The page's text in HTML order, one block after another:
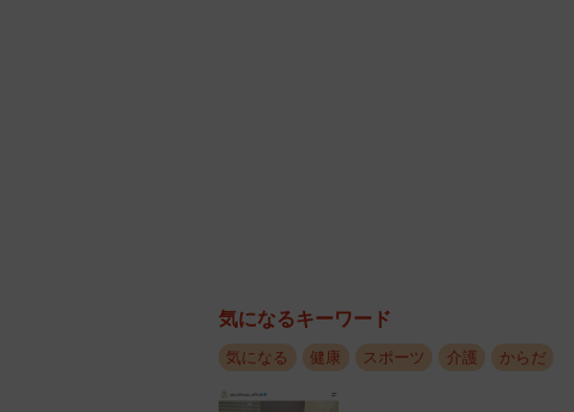
も効果的です。習慣的なウォーキングは
ふくらはぎ）の筋力維持が期待できます
気になるキーワード
気になる 健康 スポーツ 介護 からだ